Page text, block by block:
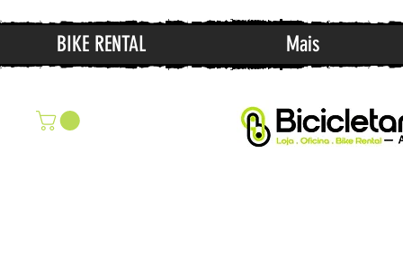
BIKE RENTAL Mais